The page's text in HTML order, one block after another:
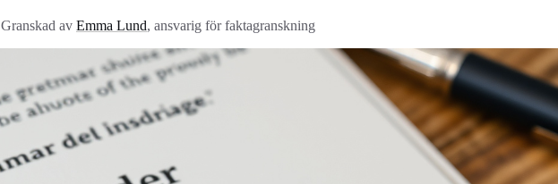
Granskad av Emma Lund, ansvarig för faktagranskning